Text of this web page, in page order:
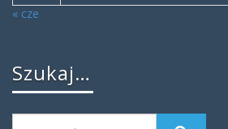
« cze
Szukaj…